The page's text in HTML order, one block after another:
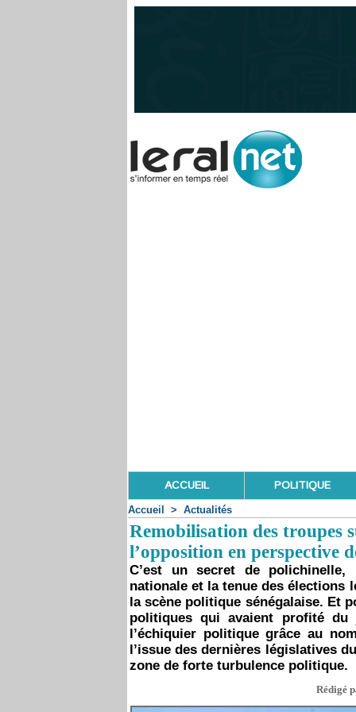
ACCUEIL POLITIQUE
Accueil > Actualités
Remobilisation des troupes
l’opposition en perspective
C’est un secret de polichinelle,
nationale et la tenue des élections
la scène politique sénégalaise. Et
politiques qui avaient profité du
l’échiquier politique grâce au
l’issue des dernières législatives
zone de forte turbulence politique.
Rédigé